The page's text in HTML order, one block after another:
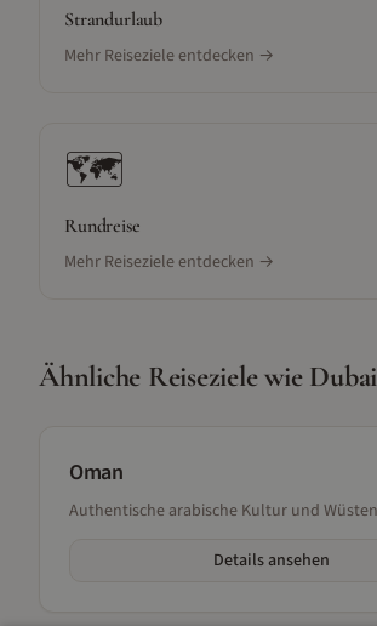
Strandurlaub
Mehr Reiseziele entdecken →
🗺️
Rundreise
Mehr Reiseziele entdecken →
Ähnliche Reiseziele wie Dubai
Oman
Authentische arabische Kultur und
Details ansehen